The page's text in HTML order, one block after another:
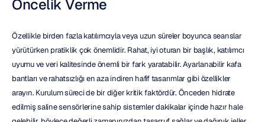
Öncelik Verme
Özellikle birden fazla katılımcıyla veya uzun süreler boyunca seanslar
yürütürken pratiklik çok önemlidir. Rahat, iyi oturan bir başlık, katılımcı
uyumu ve veri kalitesinde önemli bir fark yaratabilir. Ayarlanabilir kafa
bantları ve rahatsızlığı en aza indiren hafif tasarımlar gibi özellikler
arayın. Kurulum süreci de bir diğer kritik faktördür. Önceden hidrate
edilmiş saline sensörlerine sahip sistemler dakikalar içinde hazır hale